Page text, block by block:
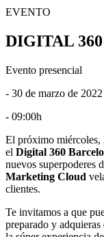
EVENTO
DIGITAL
Evento presencial
- 30 de marzo de 2022
- 09:00h
El próximo miércoles,
el Digital 360
nuevos superpoderes
Marketing Cloud
clientes.
Te invitamos a que
preparado y